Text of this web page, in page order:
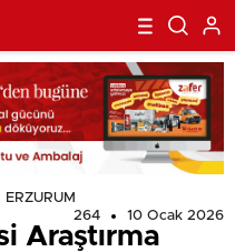
ERZURUM
264
10 Ocak 2026
Araştırma